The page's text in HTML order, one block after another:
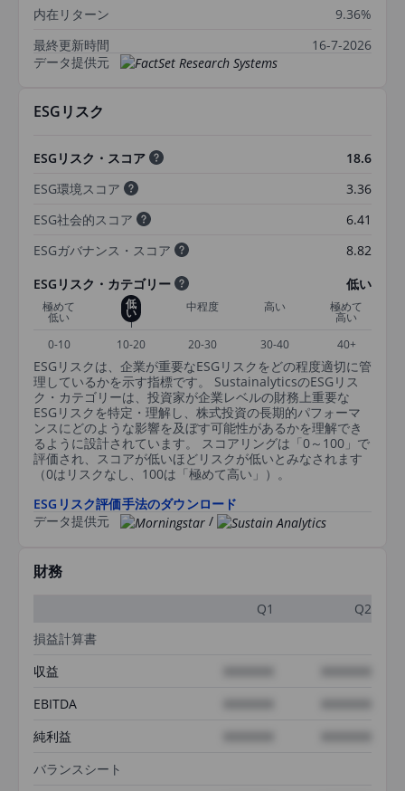
内在リターン
9.36%
最終更新時間
16-7-2026
データ提供元
ESGリスク
ESGリスク・スコア
18.6
ESG環境スコア
3.36
ESG社会的スコア
6.41
ESGガバナンス・スコア
8.82
ESGリスク・カテゴリー
低い
極めて
低い
低
い 中程度 高い 極めて
高い
0-10
10-20 20-30 30-40 40+
ESGリスクは、企業が重要なESGリスクをどの程度適切に管
理しているかを示す指標です。 SustainalyticsのESGリス
ク・カテゴリーは、投資家が企業レベルの財務上重要な
ESGリスクを特定・理解し、株式投資の長期的パフォーマ
ンスにどのような影響を及ぼす可能性があるかを理解でき
るように設計されています。 スコアリングは「0～100」で
評価され、スコアが低いほどリスクが低いとみなされます
（0はリスクなし、100は「極めて高い」）。
ESGリスク評価手法のダウンロード
データ提供元
/
財務
Q1
Q2
損益計算書
収益
EBITDA
純利益
バランスシート